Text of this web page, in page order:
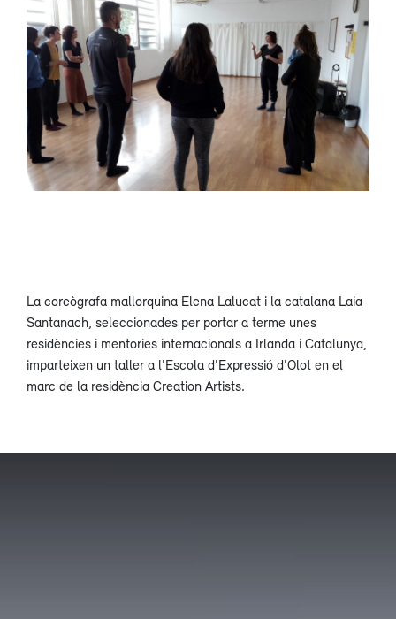
La coreògrafa mallorquina Elena Lalucat i la catalana Laia
Santanach, seleccionades per portar a terme unes
residències i mentories internacionals a Irlanda i Catalunya,
imparteixen un taller a l'Escola d'Expressió d'Olot en el
marc de la residència Creation Artists.